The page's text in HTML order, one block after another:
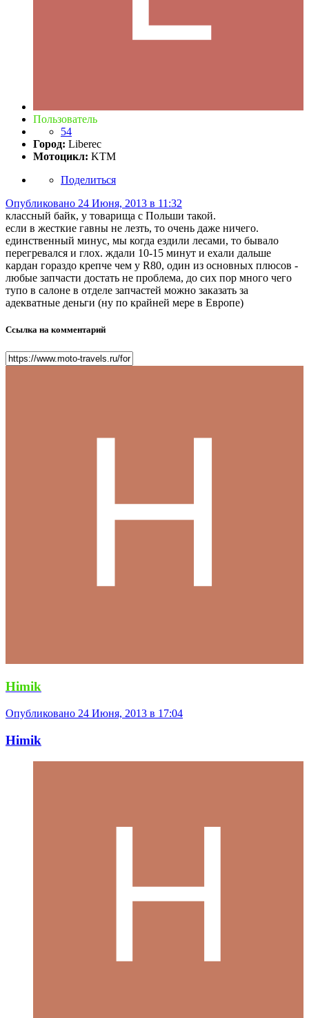
Пользователь
54
Город: Liberec
Мотоцикл: KTM
Поделиться
Опубликовано 24 Июня, 2013 в 11:32
классный байк, у товарища с Польши такой.
если в жесткие гавны не лезть, то очень даже ничего.
единственный минус, мы когда ездили лесами, то бывало
перегревался и глох. ждали 10-15 минут и ехали дальше
кардан гораздо крепче чем у R80, один из основных плюсов -
любые запчасти достать не проблема, до сих пор много чего
тупо в салоне в отделе запчастей можно заказать за
адекватные деньги (ну по крайней мере в Европе)
Ссылка на комментарий
Himik
Опубликовано 24 Июня, 2013 в 17:04
Himik